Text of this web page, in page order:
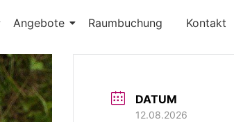
Angebote Raumbuchung Kontakt
DATUM
12.08.2026